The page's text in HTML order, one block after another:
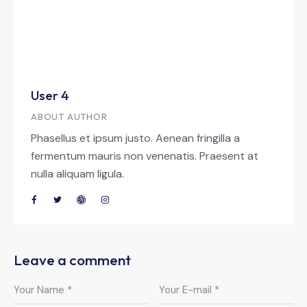
User 4
ABOUT AUTHOR
Phasellus et ipsum justo. Aenean fringilla a
fermentum mauris non venenatis. Praesent at
nulla aliquam ligula.
Leave a comment